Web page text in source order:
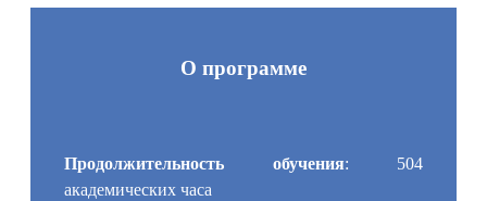
О программе
Продолжительность обучения: 504
академических часа